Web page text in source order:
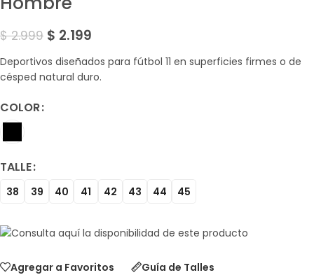
$2.999 $ 2.199
Deportivos diseñados para fútbol 11 en superficies firmes o de
césped natural duro.
COLOR
TALLE
38 39 40 41 42 43 44 45
Agregar a Favoritos Guía de Talles